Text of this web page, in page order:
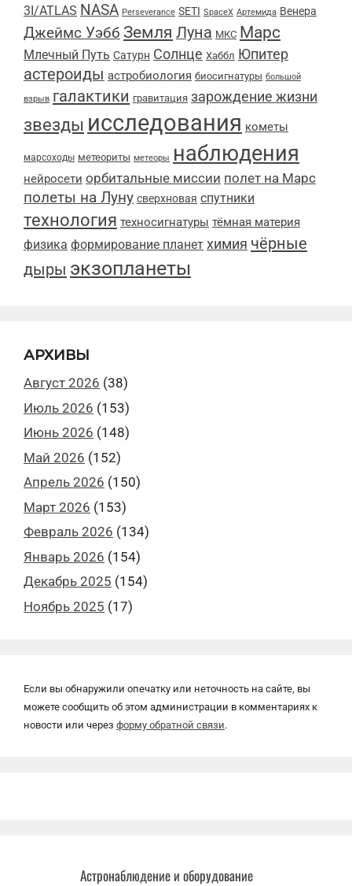
3I/ATLAS NASA Perseverance SETI SpaceX Артемида Венера
Джеймс Уэбб Земля Луна МКС Марс
Млечный Путь Сатурн Солнце Хаббл Юпитер
астероиды астробиология биосигнатуры большой
взрыв галактики гравитация зарождение жизни
звезды исследования кометы
марсоходы метеориты метеоры наблюдения
нейросети орбитальные миссии полет на Марс
полеты на Луну сверхновая спутники
технология техносигнатуры тёмная материя
физика формирование планет химия чёрные
дыры экзопланеты
АРХИВЫ
Август 2026 (38)
Июль 2026 (153)
Июнь 2026 (148)
Май 2026 (152)
Апрель 2026 (150)
Март 2026 (153)
Февраль 2026 (134)
Январь 2026 (154)
Декабрь 2025 (154)
Ноябрь 2025 (17)
Если вы обнаружили опечатку или неточность на сайте, вы
можете сообщить об этом администрации в комментариях к
новости или через форму обратной связи.
Астронаблюдение и оборудование